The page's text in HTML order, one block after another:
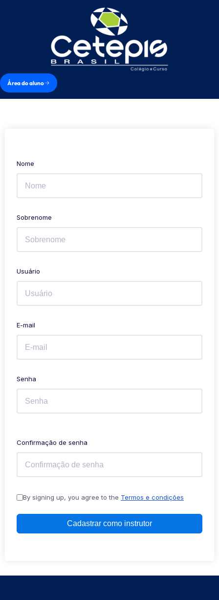
Área do aluno
Nome
Sobrenome
Usuário
E-mail
Senha
Confirmação de senha
By signing up, you agree to the Termos e condições
Cadastrar como instrutor